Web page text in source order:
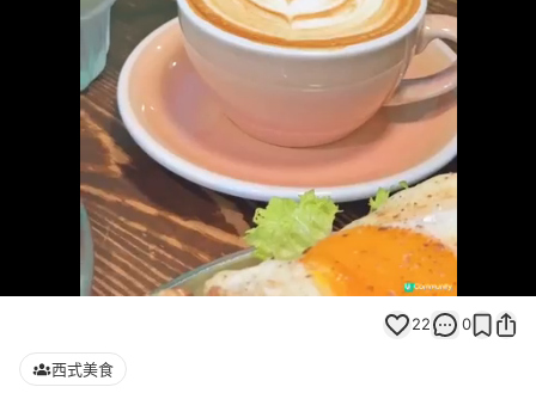
Loaded
100.00%
22 0
西式美食